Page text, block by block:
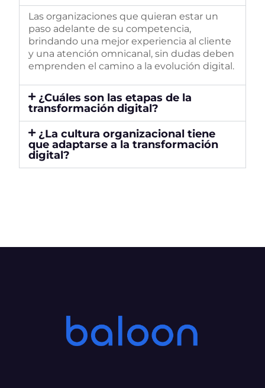
Las organizaciones que quieran estar un
paso adelante de su competencia,
brindando una mejor experiencia al cliente
y una atención omnicanal, sin dudas deben
emprenden el camino a la evolución digital.
¿Cuáles son las etapas de la
transformación digital?
¿La cultura organizacional tiene
que adaptarse a la transformación
digital?